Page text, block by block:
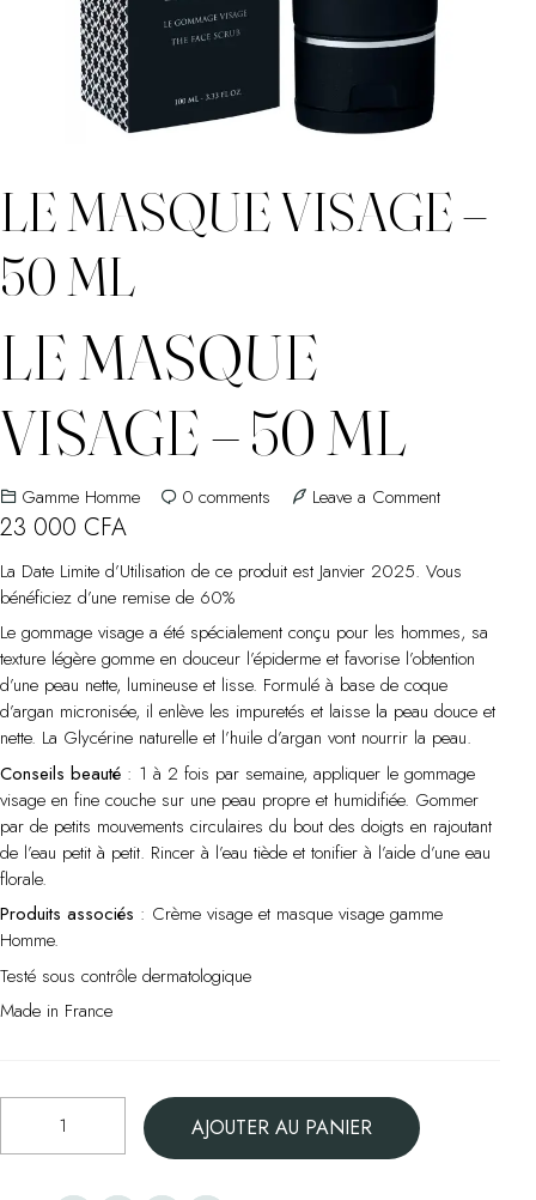
LE MASQUE VISAGE –
50 ML
LE MASQUE
VISAGE – 50 ML
Gamme Homme 0 comments Leave a Commenton
visage
50
ml
23 000 CFA
La Date Limite d’Utilisation de ce produit est Janvier 2025. Vous
bénéficiez d’une remise de 60%
Le gommage visage a été spécialement conçu pour les hommes, sa
texture légère gomme en douceur l’épiderme et favorise l’obtention
d’une peau nette, lumineuse et lisse. Formulé à base de coque
d’argan micronisée, il enlève les impuretés et laisse la peau douce et
nette. La Glycérine naturelle et l’huile d’argan vont nourrir la peau.
Conseils beauté : 1 à 2 fois par semaine, appliquer le gommage
visage en fine couche sur une peau propre et humidifiée. Gommer
par de petits mouvements circulaires du bout des doigts en rajoutant
de l’eau petit à petit. Rincer à l’eau tiède et tonifier à l’aide d’une eau
florale.
Produits associés : Crème visage et masque visage gamme
Homme.
Testé sous contrôle dermatologique
Made in France
Le
AJOUTER AU PANIER